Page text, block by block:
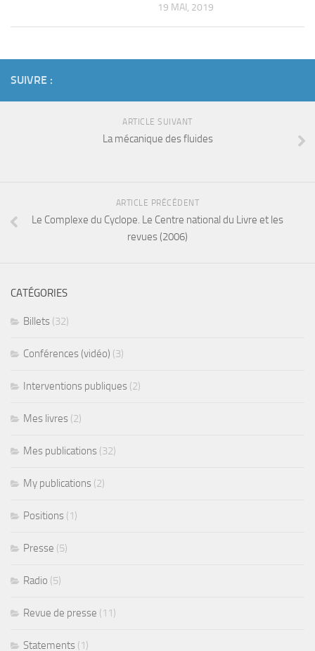
19 MAI, 2019
SUIVRE :
ARTICLE SUIVANT
La mécanique des fluides
ARTICLE PRÉCÉDENT
Le Complexe du Cyclope. Le Centre national du Livre et les
revues (2006)
CATÉGORIES
Billets (32)
Conférences (vidéo) (3)
Interventions publiques (2)
Mes livres (2)
Mes publications (32)
My publications (2)
Positions (1)
Presse (5)
Radio (5)
Revue de presse (11)
Statements (1)